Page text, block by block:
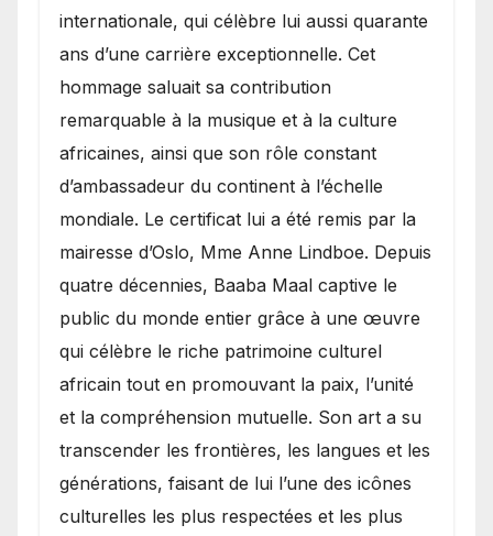
internationale, qui célèbre lui aussi quarante
ans d’une carrière exceptionnelle. Cet
hommage saluait sa contribution
remarquable à la musique et à la culture
africaines, ainsi que son rôle constant
d’ambassadeur du continent à l’échelle
mondiale. Le certificat lui a été remis par la
mairesse d’Oslo, Mme Anne Lindboe. Depuis
quatre décennies, Baaba Maal captive le
public du monde entier grâce à une œuvre
qui célèbre le riche patrimoine culturel
africain tout en promouvant la paix, l’unité
et la compréhension mutuelle. Son art a su
transcender les frontières, les langues et les
générations, faisant de lui l’une des icônes
culturelles les plus respectées et les plus